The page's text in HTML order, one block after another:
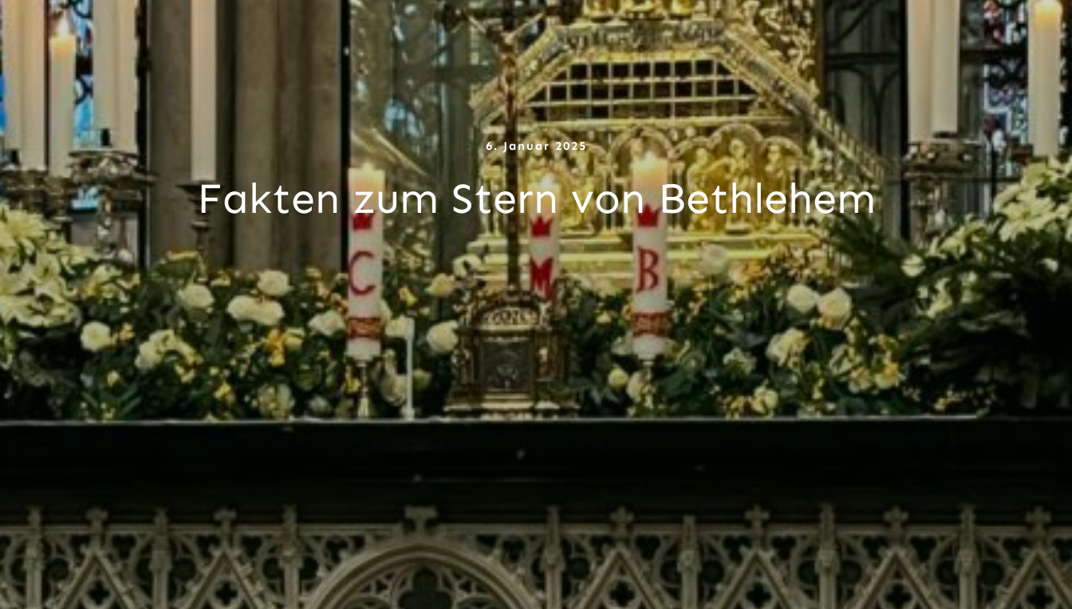
6. Januar 2025
Fakten zum Stern von Bethlehem